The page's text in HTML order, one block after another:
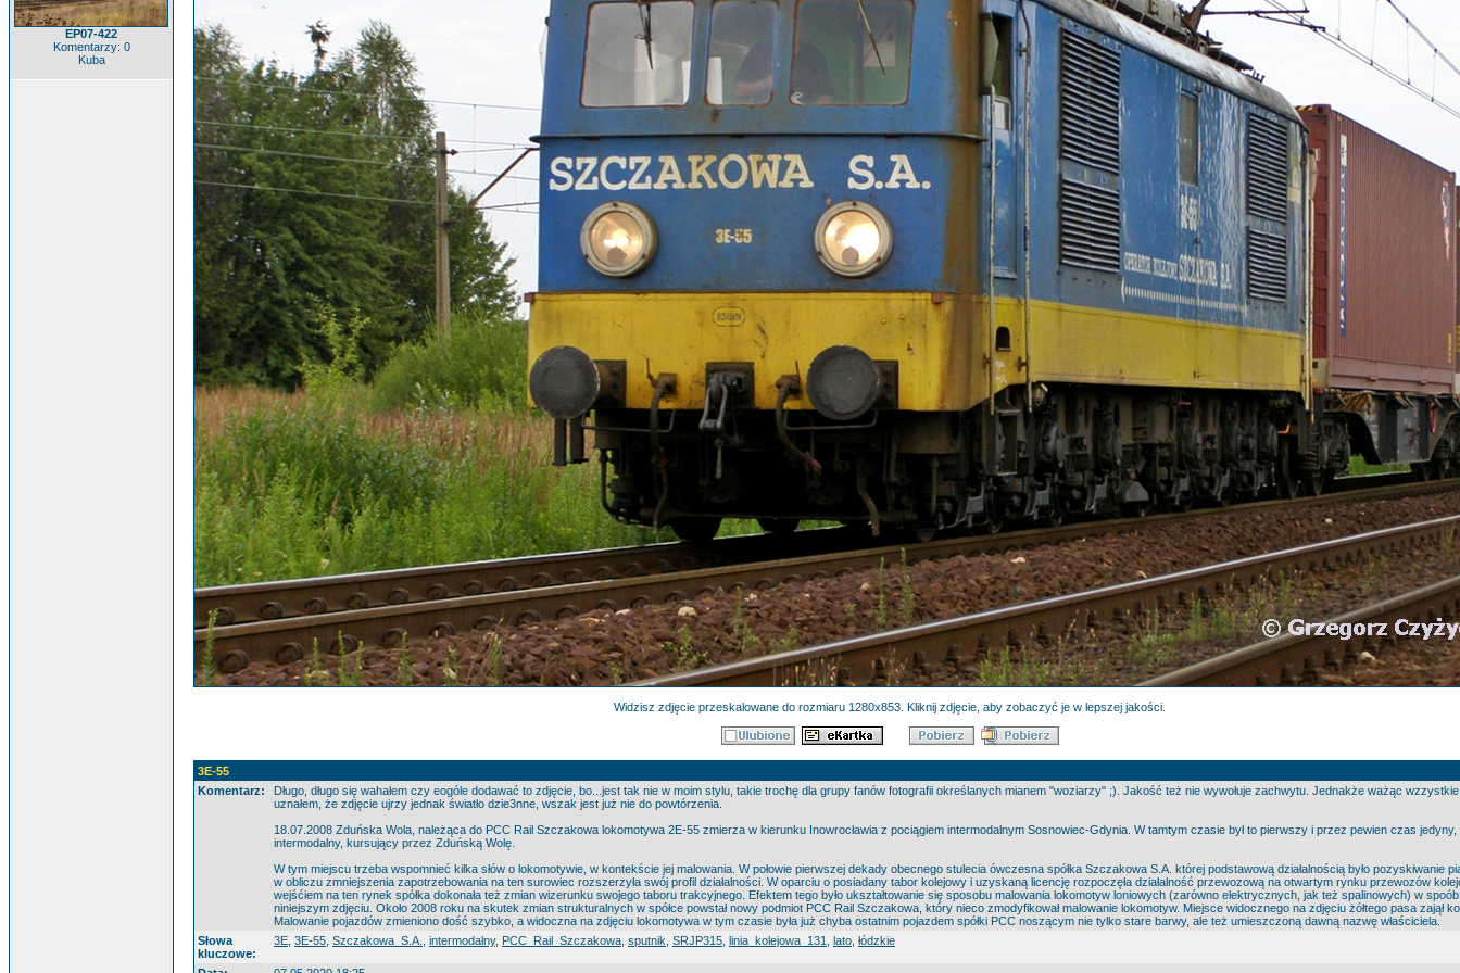
EP07-422
Komentarzy: 0
Kuba
Widzisz zdjęcie przeskalowane do rozmiaru 1280x853. Kliknij zdjęcie, aby zobaczyć je w lepszej jakości.
3E-55
Komentarz:
Długo, długo się wahałem czy eogóle dodawać to zdjęcie, bo...jest tak nie w moim stylu, takie trochę dla grupy fanów fotografii określanych mianem "woziarzy" ;). Jakość też nie wywołuje zachwytu. Jednakże ważąc
uznałem, że zdjęcie ujrzy jednak światło dzie3nne, wszak jest już nie do powtórzenia.
18.07.2008 Zduńska Wola, należąca do PCC Rail Szczakowa lokomotywa 2E-55 zmierza w kierunku Inowrocławia z pociągiem intermodalnym Sosnowiec-Gdynia. W tamtym czasie był to pierwszy i przez pewien czas
intermodalny, kursujący przez Zduńską Wolę.
W tym miejscu trzeba wspomnieć kilka słów o lokomotywie, w kontekście jej malowania. W połowie pierwszej dekady obecnego stulecia ówczesna spółka Szczakowa S.A. której podstawową działalnością było pozyskiwanie
w obliczu zmniejszenia zapotrzebowania na ten surowiec rozszerzyła swój profil działalności. W oparciu o posiadany tabor kolejowy i uzyskaną licencję rozpoczęła działalność przewozową na otwartym rynku przewozów
wejśćiem na ten rynek spółka dokonała też zmian wizerunku swojego taboru trakcyjnego. Efektem tego było ukształtowanie się sposobu malowania lokomotyw loniowych (zarówno elektrycznych, jak też spalinowych) w
niniejszym zdjęciu. Około 2008 roku na skutek zmian strukturalnych w spółce powstał nowy podmiot PCC Rail Szczakowa, który nieco zmodyfikował malowanie lokomotyw. Miejsce widocznego na zdjęciu żółtego pasa zajął
Malowanie pojazdów zmieniono dość szybko, a widoczna na zdjęciu lokomotywa w tym czasie była już chyba ostatnim pojazdem spółki PCC noszącym nie tylko stare barwy, ale też umieszczoną dawną nazwę właściciela.
Słowa
kluczowe:
3E 3E-55 Szczakowa_S.A. intermodalny, PCC_Rail_Szczakowa sputnik SRJP315 linia_kolejowa_131 lato łódzkie